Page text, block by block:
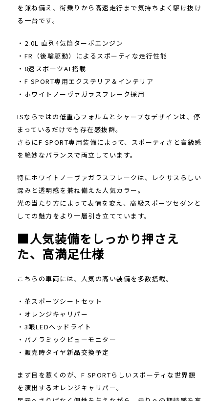
を兼ね備え、街乗りから高速走行まで気持ちよく駆け抜け
る一台です。
・2.0L 直列4気筒ターボエンジン
・FR（後輪駆動）によるスポーティな走行性能
・8速スポーツAT搭載
・F SPORT専用エクステリア＆インテリア
・ホワイトノーヴァガラスフレーク採用
ISならではの低重心フォルムとシャープなデザインは、停
まっているだけでも存在感抜群。
さらにF SPORT専用装備によって、スポーティさと高級感
を絶妙なバランスで両立しています。
特にホワイトノーヴァガラスフレークは、レクサスらしい
深みと透明感を兼ね備えた人気カラー。
光の当たり方によって表情を変え、高級スポーツセダンと
しての魅力をより一層引き立てています。
■人気装備をしっかり押さえ
た、高満足仕様
こちらの車両には、人気の高い装備を多数搭載。
・革スポーツシートセット
・オレンジキャリパー
・3眼LEDヘッドライト
・パノラミックビューモニター
・販売時タイヤ新品交換予定
まず目を惹くのが、F SPORTらしいスポーティな世界観
を演出するオレンジキャリパー。